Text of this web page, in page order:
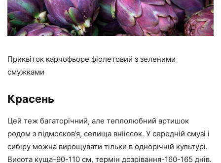
Приквіток карчофьоре фіолетовий з зеленими
смужками
Красень
Цей теж багаторічний, але теплолюбний артишок
родом з підмосков’я, селища внііссок. У середній смузі і
сибіру можна вирощувати тільки в однорічній культурі.
Висота куща-90-110 см, термін дозрівання-160-165 днів.